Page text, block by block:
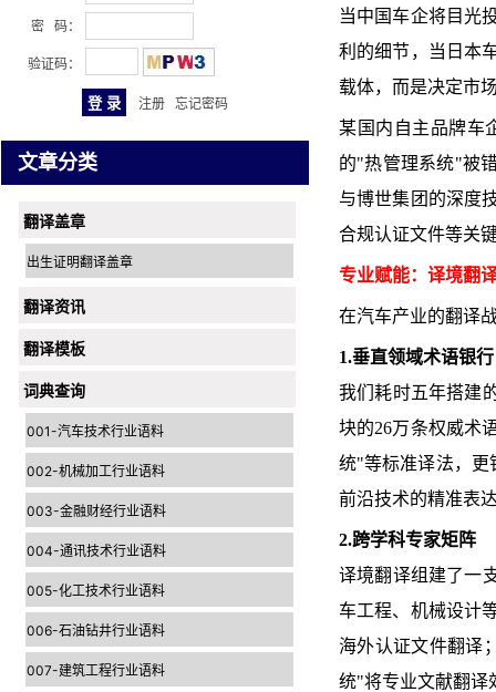
密 码：
验证码：
注册 忘记密码
文章分类
翻译盖章
出生证明翻译盖章
翻译资讯
翻译模板
词典查询
001-汽车技术行业语料
002-机械加工行业语料
003-金融财经行业语料
004-通讯技术行业语料
005-化工技术行业语料
006-石油钻井行业语料
007-建筑工程行业语料
当中国车企将目光
利的细节，当日本
载体，而是决定市
某国内自主品牌车
的"热管理系统"被
与博世集团的深度
合规认证文件等关
专业赋能：译境翻
在汽车产业的翻译
1.垂直领域术语银行
我们耗时五年搭建
块的26万条权威术
统"等标准译法，更
前沿技术的精准表
2.跨学科专家矩阵
译境翻译组建了一
车工程、机械设计
海外认证文件翻译
统"将专业文献翻译